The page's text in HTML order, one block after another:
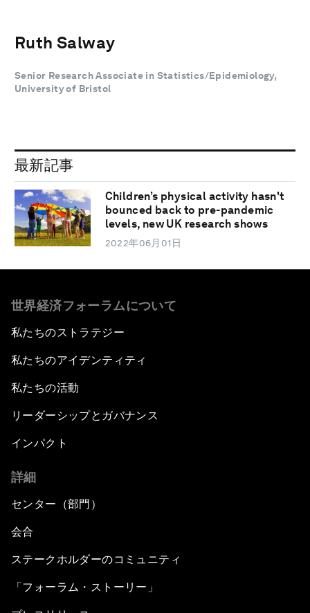
Ruth Salway
Senior Research Associate in Statistics/Epidemiology,
University of Bristol
最新記事
Children’s physical activity hasn't
bounced back to pre-pandemic
levels, new UK research shows
2022年06月01日
世界経済フォーラムについて
私たちのストラテジー
私たちのアイデンティティ
私たちの活動
リーダーシップとガバナンス
インパクト
詳細
センター（部門）
会合
ステークホルダーのコミュニティ
「フォーラム・ストーリー」